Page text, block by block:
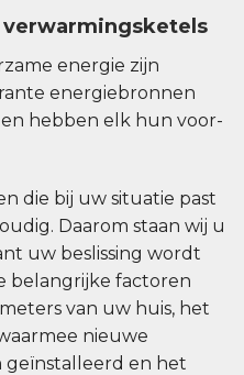
energie zijn
energiebronnen
hebben elk hun voor-
die bij uw situatie past
Daarom staan wij u
uw beslissing wordt
belangrijke factoren
van uw huis, het
nieuwe
en het